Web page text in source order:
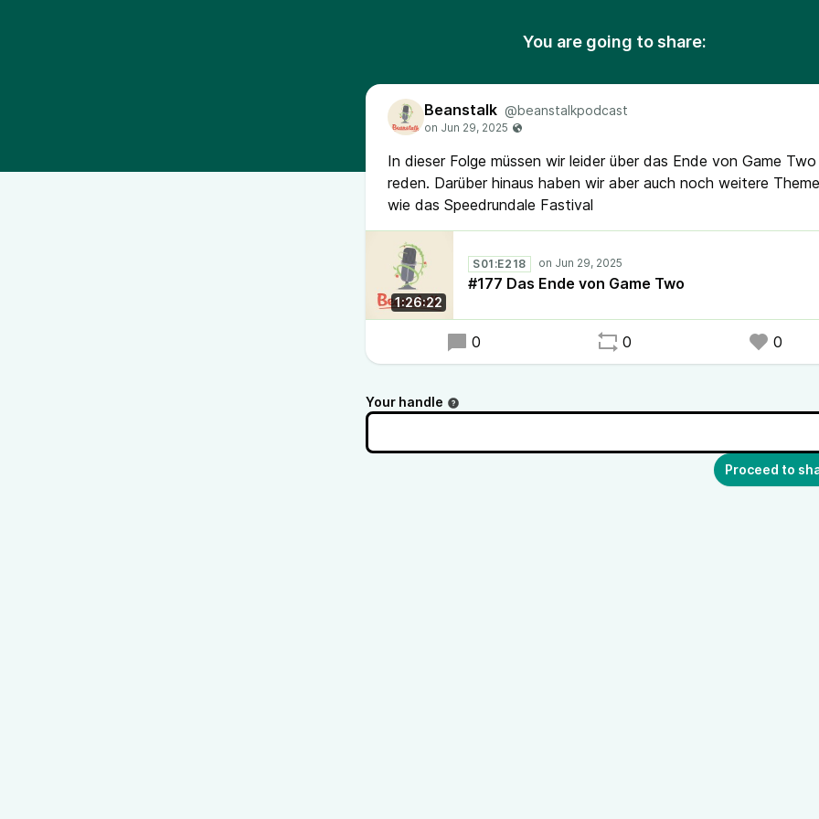
You are going to share:
Beanstalk @beanstalkpodcast
In dieser Folge müssen wir leider über das Ende von Game Two
reden. Darüber hinaus haben wir aber auch noch weitere
wie das Speedrundale Fastival
1:26:22
S01:E218
#177 Das Ende von Game Two
0 0 0
Your handle
Proceed to